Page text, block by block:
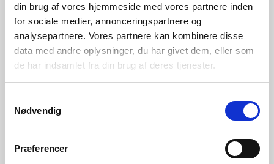
din brug af vores hjemmeside med vores partnere inden
for sociale medier, annonceringspartnere og
analysepartnere. Vores partnere kan kombinere disse
data med andre oplysninger, du har givet dem, eller som
de har indsamlet fra din brug af deres tjenester.
Nødvendig
Præferencer
Information
Kontakt
Erhverv og offentlige kunder
Handelsbetingelser